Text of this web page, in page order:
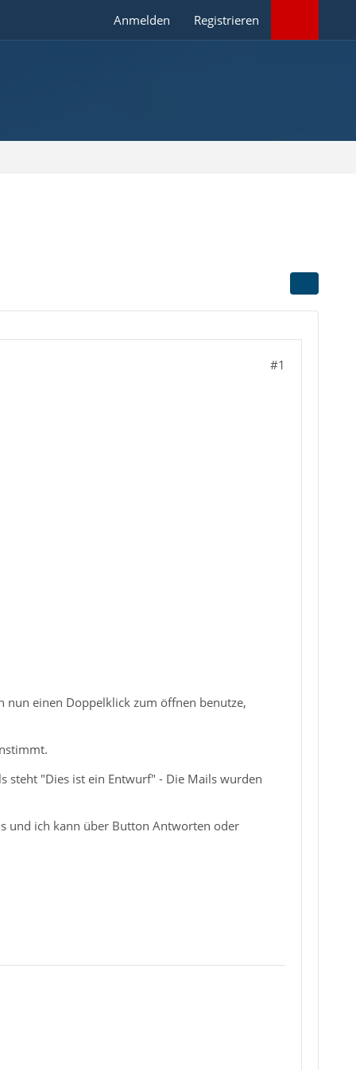
Anmelden Registrieren
#1
nun einen Doppelklick zum öffnen benutze,
steht "Dies ist ein Entwurf" - Die Mails wurden
und ich kann über Button Antworten oder